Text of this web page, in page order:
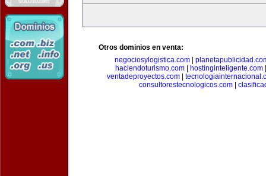
Otros dominios en venta:
negociosylogistica.com|
haciendoturismo.com
hostinginteligente.com
ventadeproyectos.com|
consultorestecnologicos.com